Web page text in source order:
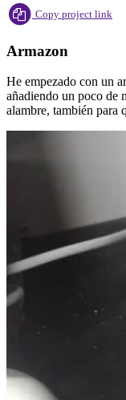
Copy project link
Armazon
He empezado con un
añadiendo un poco de
alambre, también para